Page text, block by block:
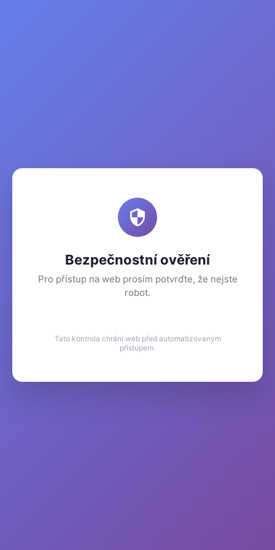
Bezpečnostní ověření
Pro přístup na web prosím potvrďte, že nejste
robot.
Tato kontrola chrání web před automatizovaným
přístupem.